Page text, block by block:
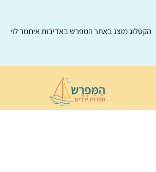
הקטלוג מוצג באתרהמפרשבאדיבות איתמר לוי